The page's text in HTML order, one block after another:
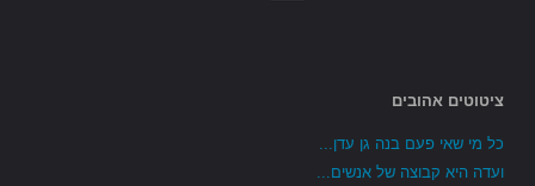
ציטוטים אהובים
כל מי שאי פעם בנה גן עדן...
ועדה היא קבוצה של אנשים...